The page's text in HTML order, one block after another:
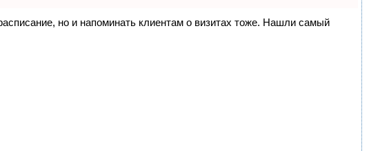
но и напоминать клиентам о визитах тоже. Нашли самый